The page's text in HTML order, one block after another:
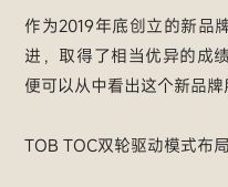
作为2019年底创立的新品
进，取得了相当优异的成
便可以从中看出这个新品牌
TOB TOC双轮驱动模式布